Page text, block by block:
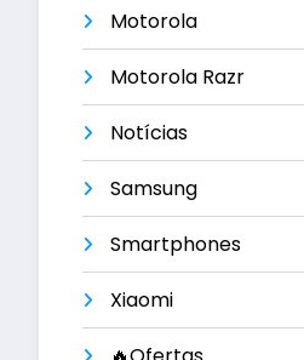
Motorola
Motorola Razr
Notícias
Samsung
Smartphones
Xiaomi